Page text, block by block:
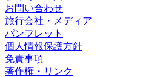
お問い合わせ
旅行会社・メディア
パンフレット
個人情報保護方針
免責事項
著作権・リンク